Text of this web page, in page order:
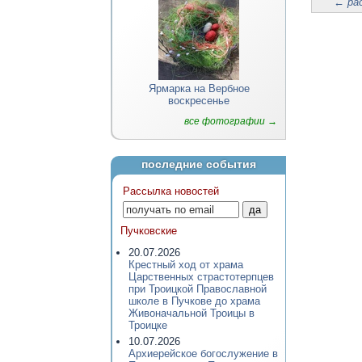
Ярмарка на Вербное
воскресенье
все фотографии →
последние события
Рассылка новостей
Пучковские
20.07.2026
Крестный ход от храма
Царственных страстотерпцев
при Троицкой Православной
школе в Пучкове до храма
Живоначальной Троицы в
Троицке
10.07.2026
Архиерейское богослужение в